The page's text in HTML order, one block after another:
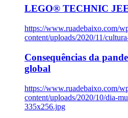
LEGO® TECHNIC
https://www.ruadebaixo.com/
content/uploads/2020/11/
Consequências da
global
https://www.ruadebaixo.com/
content/uploads/2020/10/dia-
335x256.jpg